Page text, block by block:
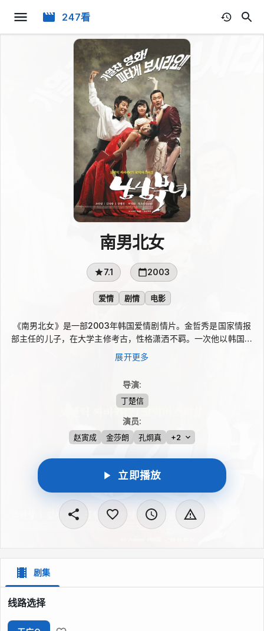
247看
南男北女
7.1 2003
爱情 剧情 电影
《南男北女》是一部2003年韩国爱情剧情片。金哲秀是国家情报
部主任的儿子，在大学主修考古，性格潇洒不羁。一次他以韩国代
表身份加入赴中国吉林的考古发掘团，遇见来自朝鲜的代表英姬。
英姬衣着朴素却个性叛逆，与哲秀形成鲜明反差，也让他逐渐动
关系的双重压力。
展开更多
导演:
丁楚信
演员:
赵寅成 金莎朗 孔炯真 +2
立即播放
剧集
线路选择